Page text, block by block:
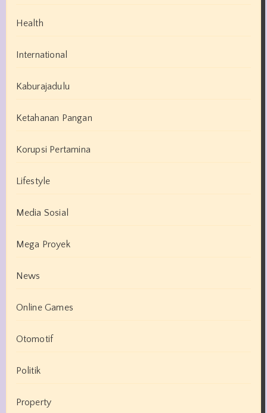
Health
International
Kaburajadulu
Ketahanan Pangan
Korupsi Pertamina
Lifestyle
Media Sosial
Mega Proyek
News
Online Games
Otomotif
Politik
Property